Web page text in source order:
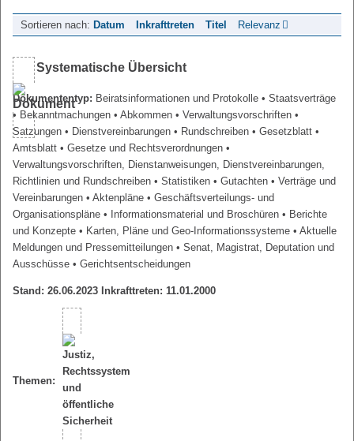
Sortieren nach: Datum Inkrafttreten Titel Relevanz
Systematische Übersicht
Dokumententyp: Beiratsinformationen und Protokolle • Staatsverträge
• Bekanntmachungen • Abkommen • Verwaltungsvorschriften •
Satzungen • Dienstvereinbarungen • Rundschreiben • Gesetzblatt •
Amtsblatt • Gesetze und Rechtsverordnungen •
Verwaltungsvorschriften, Dienstanweisungen, Dienstvereinbarungen,
Richtlinien und Rundschreiben • Statistiken • Gutachten • Verträge und
Vereinbarungen • Aktenpläne • Geschäftsverteilungs- und
Organisationspläne • Informationsmaterial und Broschüren • Berichte
und Konzepte • Karten, Pläne und Geo-Informationssysteme • Aktuelle
Meldungen und Pressemitteilungen • Senat, Magistrat, Deputation und
Ausschüsse • Gerichtsentscheidungen
Stand: 26.06.2023 Inkrafttreten: 11.01.2000
Themen: